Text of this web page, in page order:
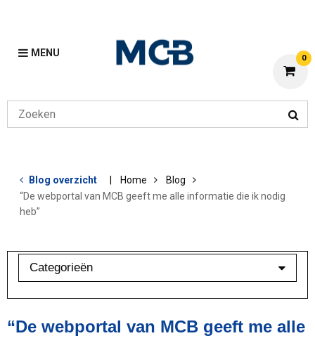
MENU 0
Blog overzicht Home
Blog
“De webportal van MCB geeft me alle informatie die ik nodig
heb”
Categorieën
Lean
“De webportal van MCB geeft me alle